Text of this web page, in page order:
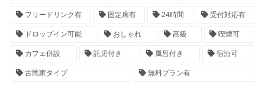
フリードリンク有 固定席有 24時間 受付対応有
ドロップイン可能 おしゃれ 高級 喫煙可
カフェ併設 託児付き 風呂付き 宿泊可
古民家タイプ 無料プラン有